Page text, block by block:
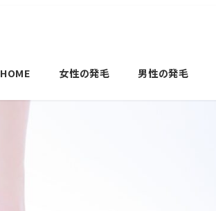
HOME 女性の発毛 男性の発毛